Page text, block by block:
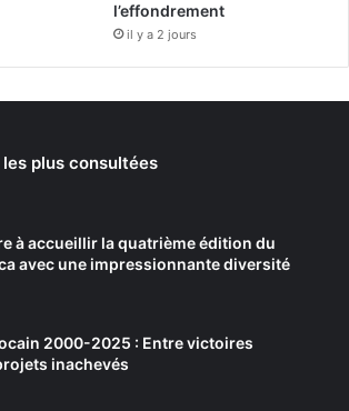
l’effondrement
il y a 2 jours
plus consultées
à accueillir la quatrième édition du
avec une impressionnante diversité
2000-2025 : Entre victoires
inachevés